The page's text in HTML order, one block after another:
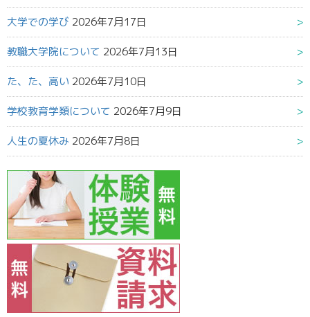
大学での学び 2026年7月17日
教職大学院について 2026年7月13日
た、た、高い 2026年7月10日
学校教育学類について 2026年7月9日
人生の夏休み 2026年7月8日